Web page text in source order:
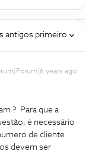
antigos primeiro
years ago
? Para que a
é necessário
de cliente
devem ser